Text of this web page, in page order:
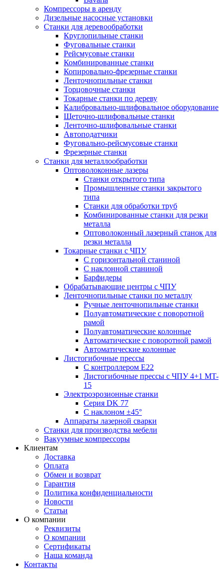
Компрессоры в аренду
Дизельные насосные установки
Станки для деревообработки
Круглопильные станки
Фуговальные станки
Рейсмусовые станки
Комбинированные станки
Копировально-фрезерные станки
Ленточнопильные станки
Торцовочные станки
Токарные станки по дереву
Калибровально-шлифовальное оборудование
Щеточно-шлифовальные станки
Ленточно-шлифовальные станки
Автоподатчики
Фуговально-рейсмусовые станки
Фрезерные станки
Станки для металлообработки
Оптоволоконные лазеры
Станки открытого типа
Промышленные станки закрытого
типа
Станки для обработки труб
Комбинированные станки для резки
металла
Оптоволоконный лазерный станок для
резки металла
Токарные станки с ЧПУ
С горизонтальной станиной
С наклонной станиной
Барфидеры
Обрабатывающие центры с ЧПУ
Ленточнопильные станки по металлу
Ручные ленточнопильные станки
Полуавтоматические с поворотной
рамой
Полуавтоматические колонные
Автоматические с поворотной рамой
Автоматические колонные
Листогибочные прессы
С контроллером E22
Листогибочные прессы с ЧПУ 4+1 MT-
15
Электроэрозионные станки
Серия DK 77
С наклоном ±45°
Аппараты лазерной сварки
Станки для производства мебели
Вакуумные компрессоры
Клиентам
Доставка
Оплата
Обмен и возврат
Гарантия
Политика конфиденциальности
Новости
Статьи
О компании
Реквизиты
О компании
Сертификаты
Наша команда
Контакты